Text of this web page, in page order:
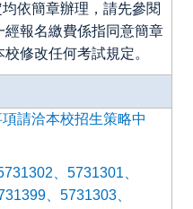
依簡章辦理，請先參閱
報名繳費係指同意簡章
修改任何考試規定。
請洽本校招生策略中
、5731301、
、5731303、